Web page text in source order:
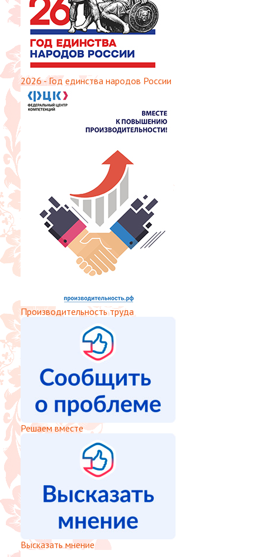
2026 - Год единства народов России
Производительность труда
Решаем вместе
Высказать мнение